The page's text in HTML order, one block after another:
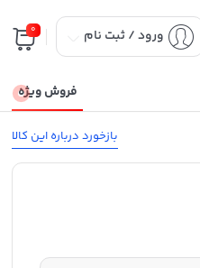
ورود / ثبت نام 0
فروش ویژه
بازخورد درباره این کالا